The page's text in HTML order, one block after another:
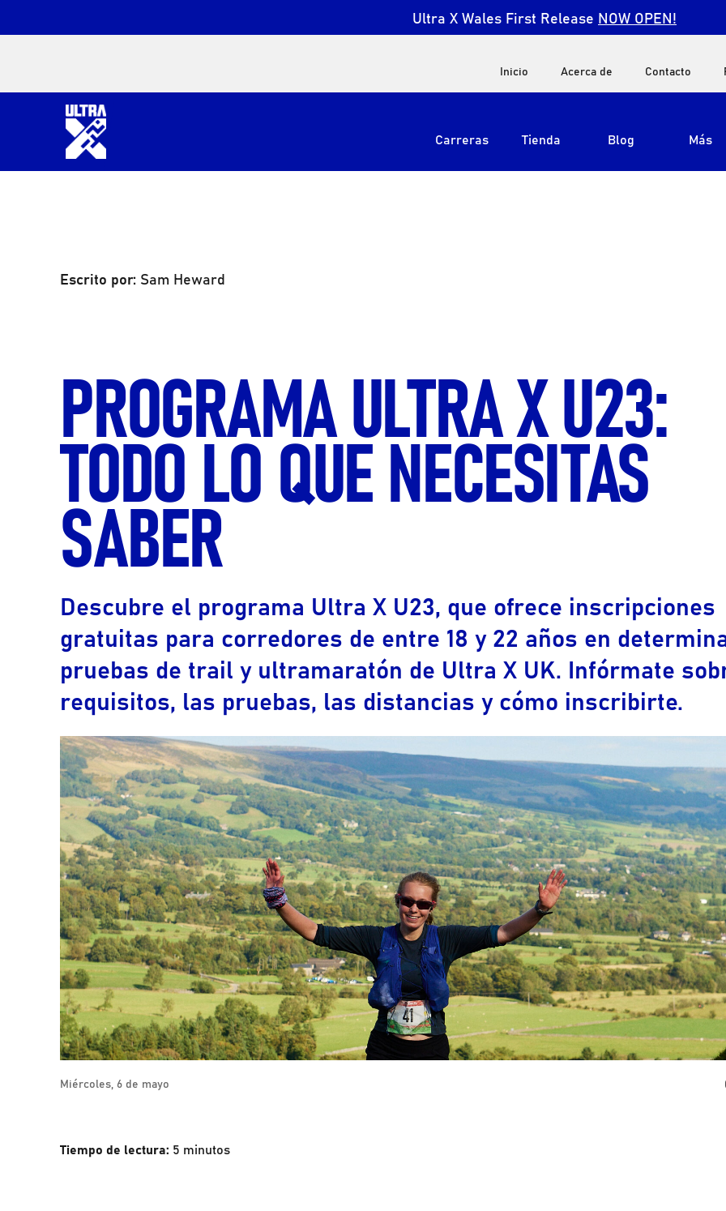
Ultra X Wales First Release NOW OPEN!
Inicio Acerca de Contacto
Carreras
Ver todos
Ultra X Marruecos
Ultra X Ruanda
Ultra X Escocia
Ultra X I Feel Eslovenia
Tienda Blog Más
Escrito por: Sam Heward
PROGRAMA ULTRA X U23:
TODO LO QUE NECESITAS
SABER
Descubre el programa Ultra X U23, que ofrece inscripciones
gratuitas para corredores de entre 18 y 22 años en
pruebas de trail y ultramaratón de Ultra X UK. Infórmate
requisitos, las pruebas, las distancias y cómo inscribirte.
Miércoles, 6 de mayo
Tiempo de lectura: 5 minutos